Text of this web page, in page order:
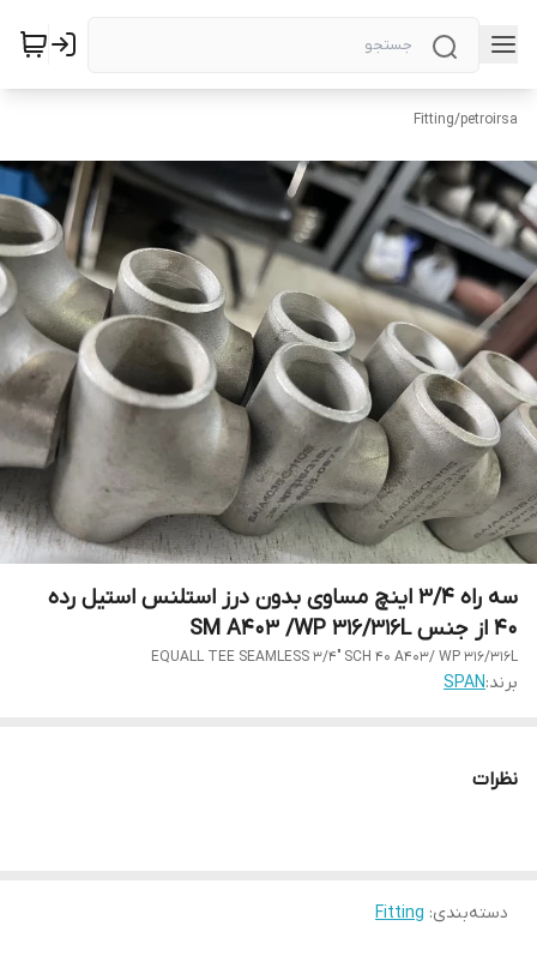
petroirsa
/
Fitting
سه راه 3/4 اینچ مساوی بدون درز استلنس استیل رده
40 از جنس SM A403 /WP 316/316L
EQUALL TEE SEAMLESS 3/4" SCH 40 A403/ WP 316/316L
برند:SPAN
نظرات
دسته‌بندی:
Fitting